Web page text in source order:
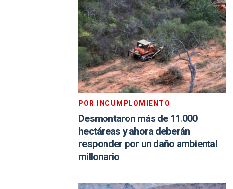
POR INCUMPLOMIENTO
Desmontaron más de 11.000
hectáreas y ahora deberán
responder por un daño ambiental
millonario